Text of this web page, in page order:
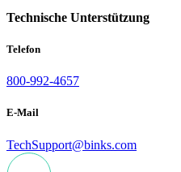
Technische Unterstützung
Telefon
800-992-4657
E-Mail
TechSupport@binks.com